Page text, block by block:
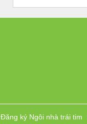
Đăng ký Ngôi nhà trái tim